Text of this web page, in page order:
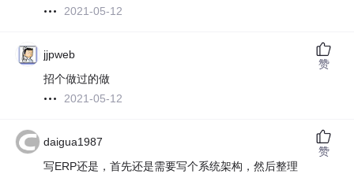
2021-05-12
jjpweb
招个做过的做
2021-05-12
赞
daigua1987
写ERP还是，首先还是需要写个系统架构，然后整理
赞